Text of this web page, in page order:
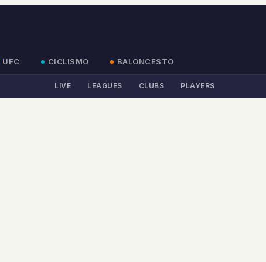
UFC CICLISMO BALONCESTO
LIVE LEAGUES CLUBS PLAYERS